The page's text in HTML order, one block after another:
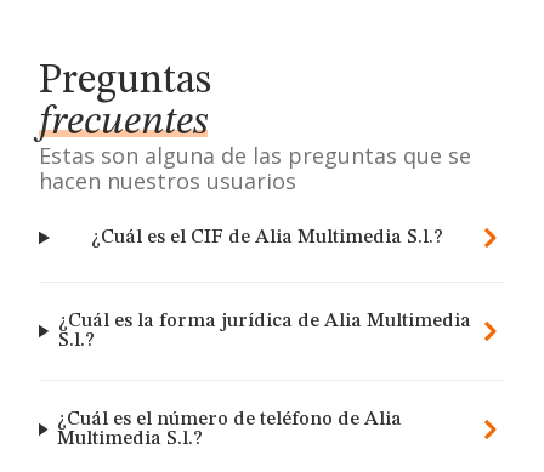
Preguntas
frecuentes
Estas son alguna de las preguntas que se
hacen nuestros usuarios
¿Cuál es el CIF de Alia Multimedia S.l.?
¿Cuál es la forma jurídica de Alia Multimedia
S.l.?
¿Cuál es el número de teléfono de Alia
Multimedia S.l.?